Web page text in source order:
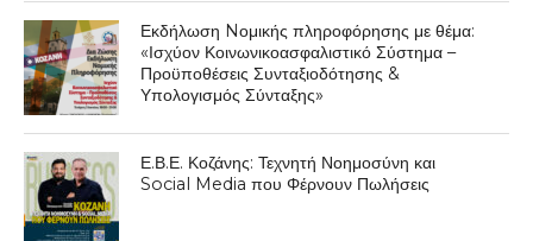
Εκδήλωση Nομικής πληροφόρησης με θέμα:
«Ισχύον Κοινωνικοασφαλιστικό Σύστημα –
Προϋποθέσεις Συνταξιοδότησης &
Υπολογισμός Σύνταξης»
Ε.Β.Ε. Κοζάνης: Τεχνητή Νοημοσύνη και
Social Media που Φέρνουν Πωλήσεις